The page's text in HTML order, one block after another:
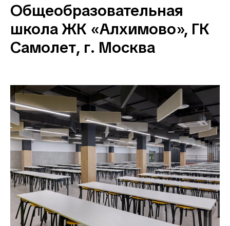
Общеобразовательная
школа ЖК «Алхимово», ГК
Самолет, г. Москва